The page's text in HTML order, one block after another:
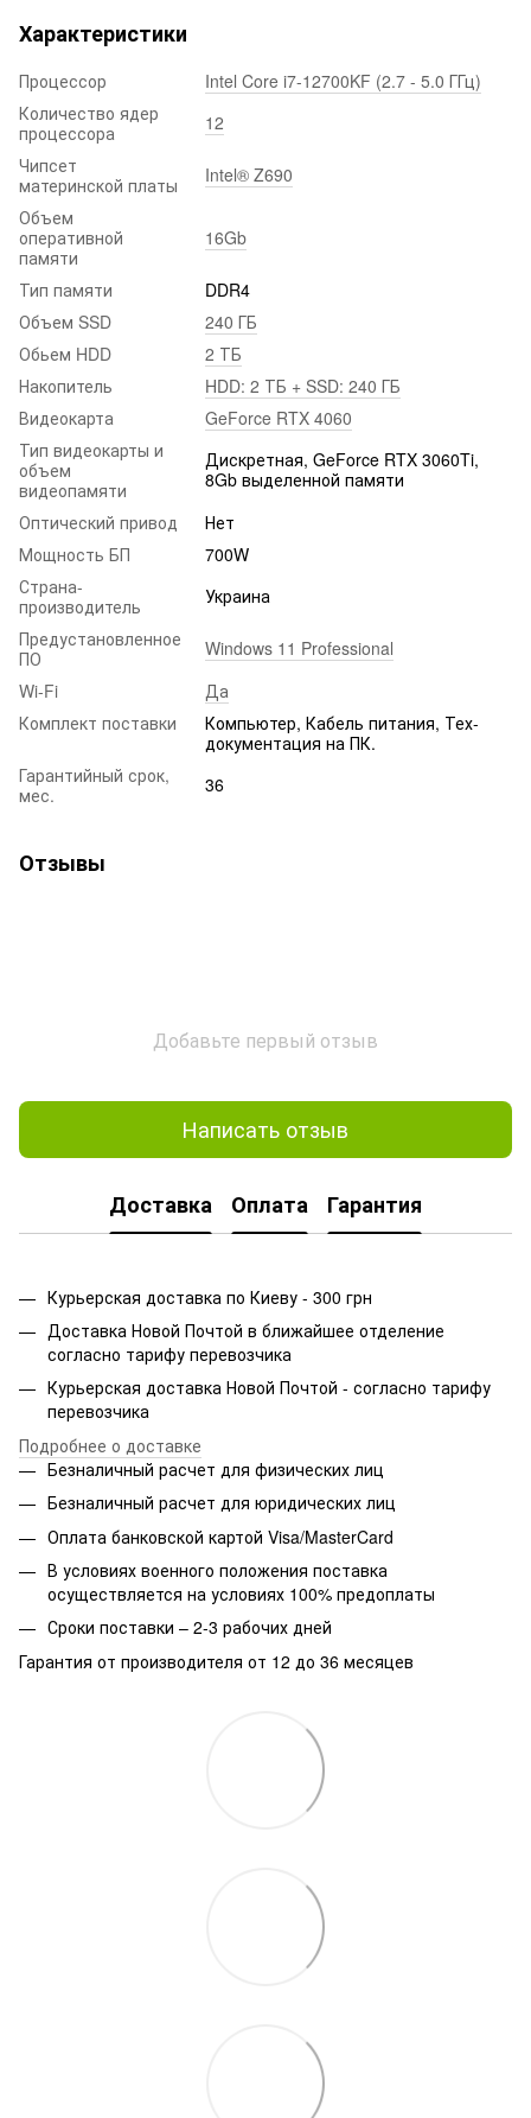
Характеристики
Процессор
Intel Core i7-12700KF (2.7 - 5.0 ГГц)
Количество ядер
процессора
12
Чипсет
материнской платы
Intel® Z690
Объем
оперативной
памяти
16Gb
Тип памяти
DDR4
Объем SSD
240 ГБ
Обьем HDD
2 ТБ
Накопитель
HDD: 2 ТБ + SSD: 240 ГБ
Видеокарта
GeForce RTX 4060
Тип видеокарты и
объем
видеопамяти
Дискретная, GeForce RTX 3060Ti,
8Gb выделенной памяти
Оптический привод
Нет
Мощность БП
700W
Страна-
производитель
Украина
Предустановленное
ПО
Windows 11 Professional
Wi-Fi
Да
Комплект поставки
Компьютер, Кабель питания, Тех-
документация на ПК.
Гарантийный срок,
мес.
36
Отзывы
Добавьте первый отзыв
Написать отзыв
Доставка Оплата Гарантия
Курьерская доставка по Киеву - 300 грн
Доставка Новой Почтой в ближайшее отделение
согласно тарифу перевозчика
Курьерская доставка Новой Почтой - согласно тарифу
перевозчика
Подробнее о доставке
Безналичный расчет для физических лиц
Безналичный расчет для юридических лиц
Оплата банковской картой Visa/MasterCard
В условиях военного положения поставка
осуществляется на условиях 100% предоплаты
Сроки поставки – 2-3 рабочих дней
Гарантия от производителя от 12 до 36 месяцев